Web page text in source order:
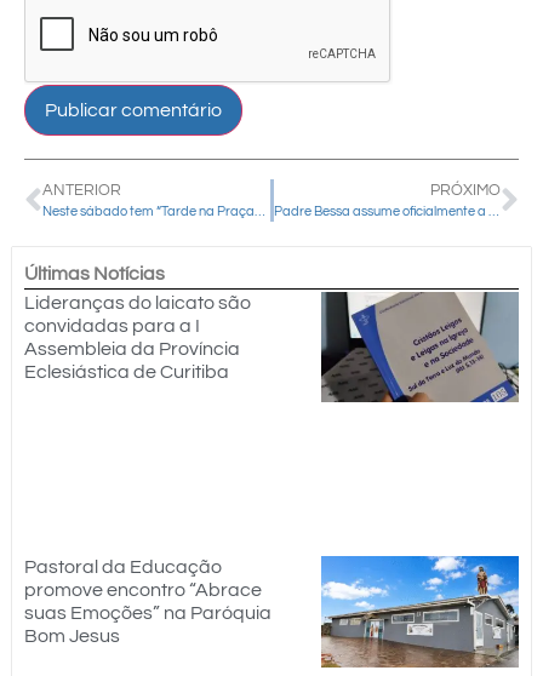
ANTERIOR PRÓXIMO
Últimas Notícias
Lideranças do laicato são
convidadas para a I
Assembleia da Província
Eclesiástica de Curitiba
Pastoral da Educação
promove encontro “Abrace
suas Emoções” na Paróquia
Bom Jesus